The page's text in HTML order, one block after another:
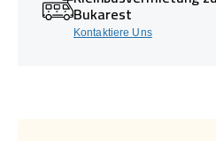
Bukarest
Kontaktiere Uns